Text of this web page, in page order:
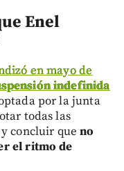
Enel
en mayo de
indefinida
por la junta
todas las
concluir queno
el ritmo de